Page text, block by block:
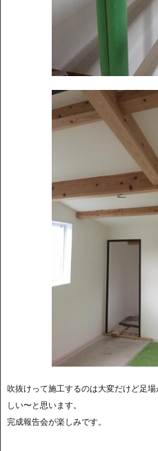
吹抜けって施工するのは大変だけど足
しい〜と思います。
完成報告会が楽しみです。